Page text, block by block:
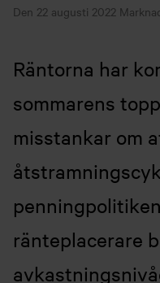
Den 22 augusti 2022
Räntorna har
sommarens
misstankar om
ränteplacerare